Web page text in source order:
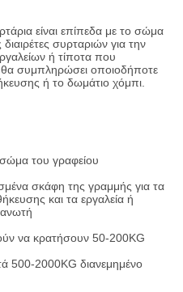
είναι επίπεδα με το σώμα
συρταριών για την
ή τίποτα που
θα συμπληρώσει οποιοδήποτε
ή το δωμάτιο χόμπι.
σώμα του γραφείου
σκάφη της γραμμής για τα
και τα εργαλεία ή
να κρατήσουν 50-200KG
500-2000KG διανεμημένο